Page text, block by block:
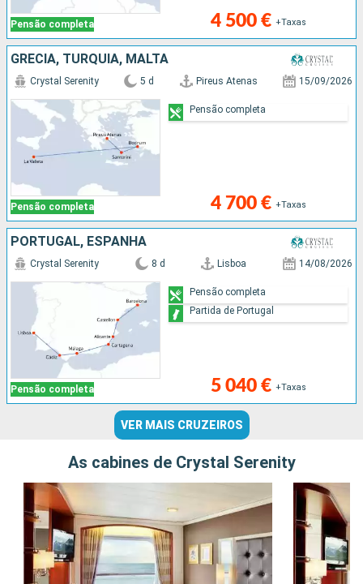
Pensão completa 4 500 € +Taxas
GRÉCIA, TURQUIA, MALTA
Pensão completa
Crystal Serenity 5 d Pireus Atenas 15/09/2026
4 700 € +Taxas
Pensão completa
PORTUGAL, ESPANHA
Pensão completa
Crystal Serenity 8 d Lisboa 14/08/2026
5 040 € +Taxas
Pensão completa
Partida de Portugal
VER MAIS CRUZEIROS
As cabines de Crystal Serenity